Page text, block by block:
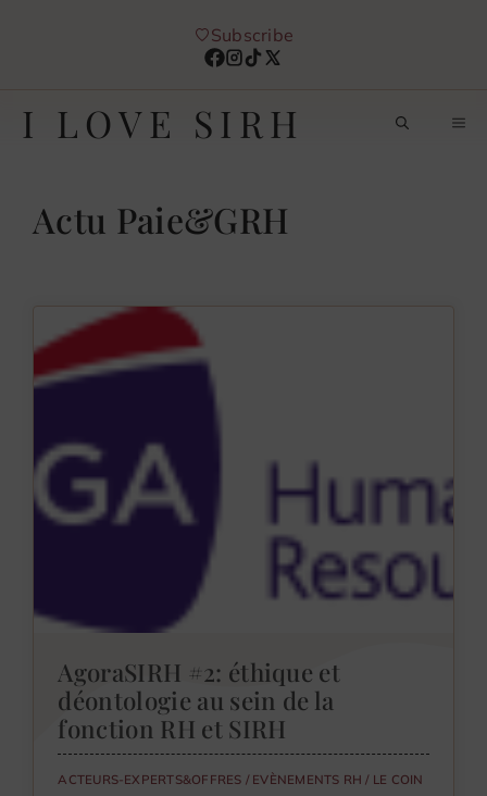
Subscribe
I LOVE SIRH
Actu Paie&GRH
AgoraSIRH #2: éthique et
déontologie au sein de la
fonction RH et SIRH
ACTEURS-EXPERTS&OFFRES / EVÈNEMENTS RH / LE COIN